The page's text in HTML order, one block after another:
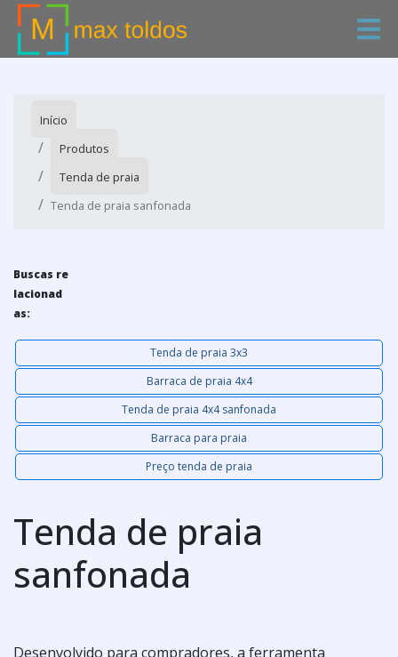
Início
Produtos
Tenda de praia
Tenda de praia sanfonada
Buscas re
lacionad
as:
Tenda de praia 3x3
Barraca de praia 4x4
Tenda de praia 4x4 sanfonada
Barraca para praia
Preço tenda de praia
Tenda de praia
sanfonada
Desenvolvido para compradores, a ferramenta